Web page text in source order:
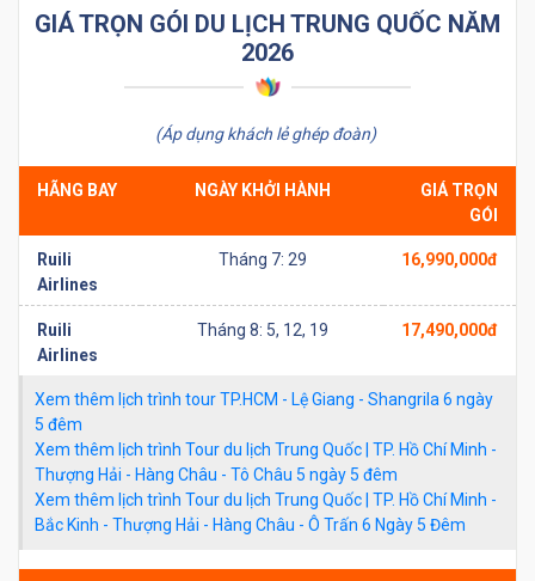
GIÁ TRỌN GÓI DU LỊCH TRUNG QUỐC NĂM
2026
(Áp dụng khách lẻ ghép đoàn)
HÃNG BAY NGÀY KHỞI HÀNH
GIÁ TRỌN
GÓI
Ruili
Airlines
Tháng 7: 29 16,990,000đ
Ruili
Airlines
Tháng 8: 5, 12, 19 17,490,000đ
Xem thêm lịch trình tour TP.HCM - Lệ Giang - Shangrila 6 ngày
5 đêm
Xem thêm lịch trình Tour du lịch Trung Quốc | TP. Hồ Chí Minh -
Thượng Hải - Hàng Châu - Tô Châu 5 ngày 5 đêm
Xem thêm lịch trình Tour du lịch Trung Quốc | TP. Hồ Chí Minh -
Bắc Kinh - Thượng Hải - Hàng Châu - Ô Trấn 6 Ngày 5 Đêm